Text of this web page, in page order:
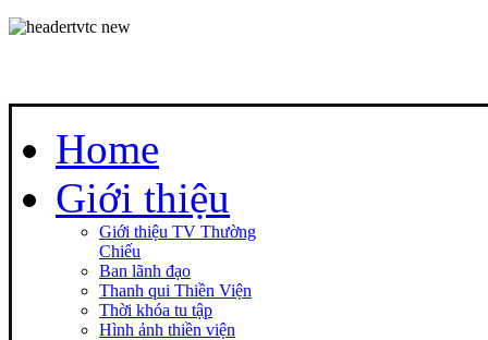
Home
Giới thiệu
Giới thiệu TV Thường
Chiếu
Ban lãnh đạo
Thanh qui Thiền Viện
Thời khóa tu tập
Hình ảnh thiền viện